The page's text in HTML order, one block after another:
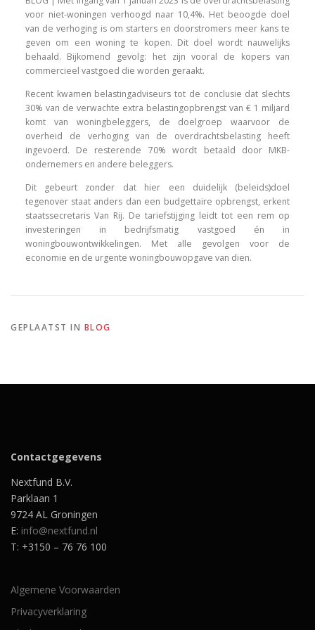
voor niet-woningen verhoogd naar 10,4%. Het beoogde doel
van de verhoging is om starters en doorstromers meer kans te
geven om een woning te kopen. Dit doel wordt nauwelijks
behaald. Bijkomend gevolg: het zijn vooral de kopers van
commercieel vastgoed die worden geraakt.
Recent kwamen belastingadviseurs tot de conclusie dat slechts
30% van de verwachte extra belastingopbrengst van € 1 miljard
komt van woningbeleggers, de doelgroep waarvoor de
overheid de verhoging van de overdrachtsbelasting heeft
ingevoerd. De resterende 70% wordt betaald door MKB-
ondernemers en andere beleggers.
Dit gebeurt zonder dat hier een duidelijk (beleids)doel
tegenover staat anders dan een budgettaire opbrengst, erkent
staatssecretaris Van Rij. De tariefstijging leidt tot een rem op
investeringen in bedrijfsmatig vastgoed én in
woningbouwontwikkelingen. Met alle gevolgen voor de
economie en de urgente woningbouwopgave van dien.
GEPLAATST IN BLOG
Contactgegevens
Nextfund B.V.
Parklaan 1
9724 AL Groningen
E: info@nextfund.nl
T: +3150 – 76 76 100
Algemene Voorwaarden
Privacyverklaring